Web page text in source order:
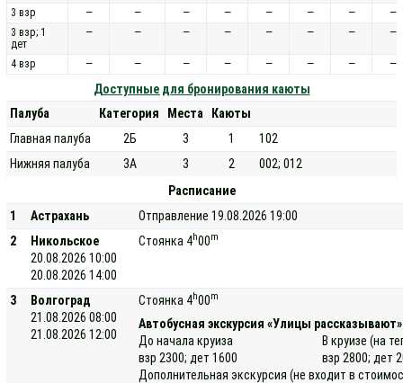
3 взр — — — — — — —
—
3 взр; 1
дет
— — — — — — — —
4 взр — — — — — — — —
Доступные для бронирования каюты
Палуба
Категория Места
Каюты
Главная палуба
2Б 3 1
102
Нижняя палуба
3А 3 2
002; 012
Расписание
1
Астрахань
Отправление 19.08.2026 19:00
2
Никольское
20.08.2026 10:00
20.08.2026 14:00
Стоянка 4h00m
3
Волгоград
21.08.2026 08:00
21.08.2026 12:00
Стоянка 4h00m
Автобусная экскурсия «Улицы
До начала круиза
взр 2300; дет 1600
В круизе (на
взр 2800; дет
Дополнительная экскурсия (не входит в